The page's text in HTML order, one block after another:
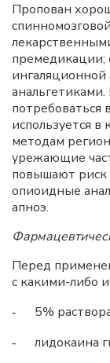
Пропован
премедикации;
потребоваться
используется
методам
урежающие
повышают
опиоидные
апноэ.
Перед
с какими-либо
- 5%
-
лидокаина